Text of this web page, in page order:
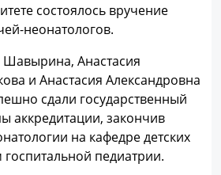
состоялось вручение
неонатологов.
Шавырина, Анастасия
и Анастасия Александровна
сдали государственный
аккредитации, закончив
на кафедре детских
педиатрии.